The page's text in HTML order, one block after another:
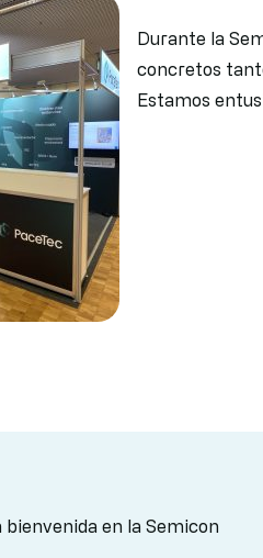
Durante la
concretos
Estamos
bienvenida en la Semicon